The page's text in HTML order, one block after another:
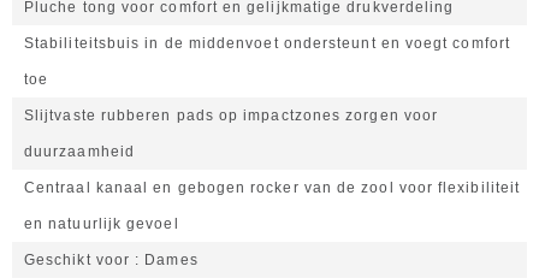
Pluche tong voor comfort en gelijkmatige drukverdeling
Stabiliteitsbuis in de middenvoet ondersteunt en voegt comfort
toe
Slijtvaste rubberen pads op impactzones zorgen voor
duurzaamheid
Centraal kanaal en gebogen rocker van de zool voor flexibiliteit
en natuurlijk gevoel
Geschikt voor Dames